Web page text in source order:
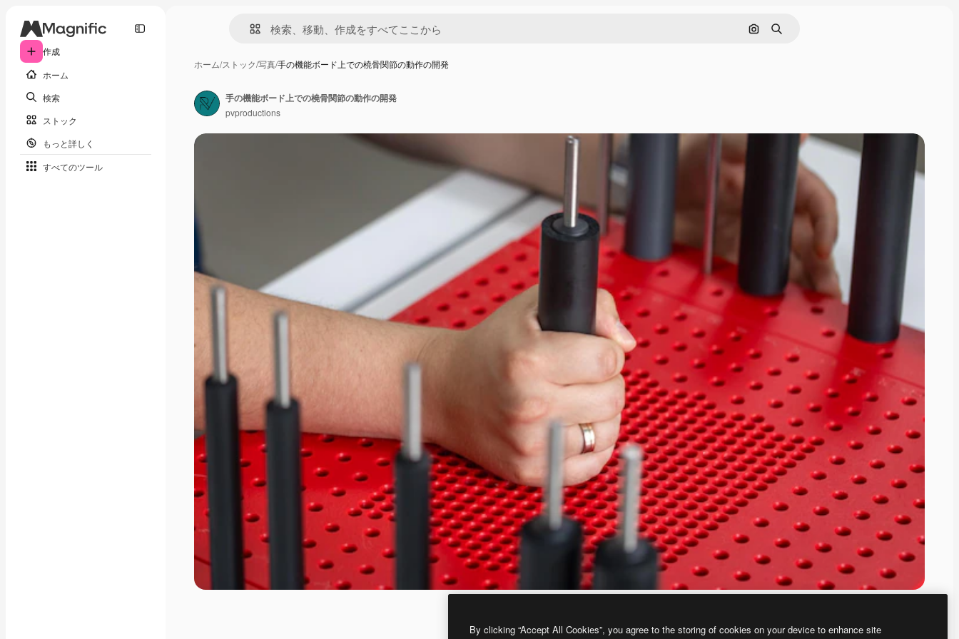
作成
ホーム
検索
ストック
もっと詳しく
すべてのツール
画像で検索
検索
ホーム/ストック/写真/手の機能ボード上での橈骨関節の動作の開発
手の機能ボード上での橈骨関節の動作の開発
pvproductions
By clicking “Accept All Cookies”, you agree to the storing of cookies on your device to enhance site